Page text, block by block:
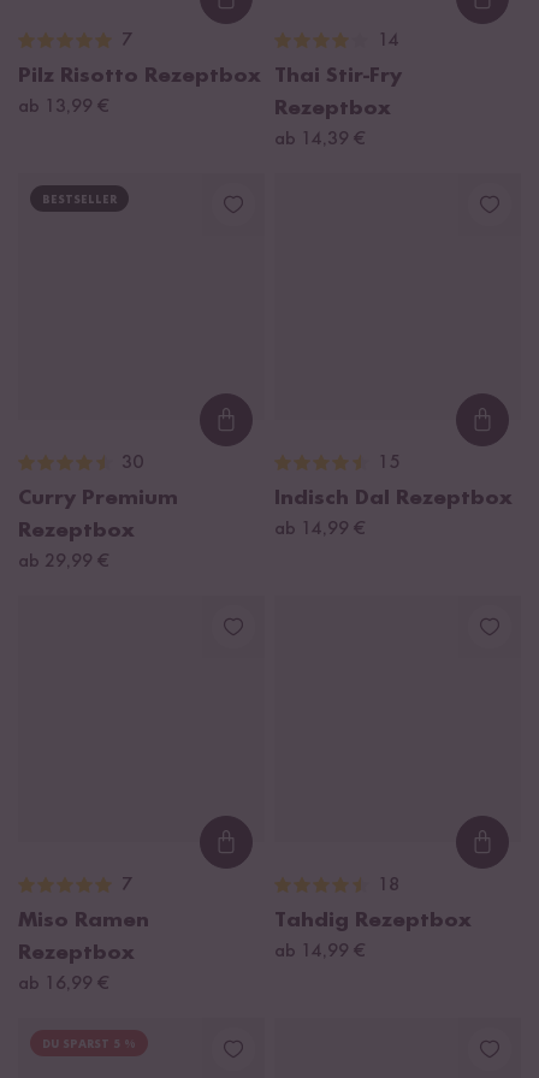
Loading...
7
Pilz Risotto Rezeptbox
ab 13,99 €
14
Thai Stir-Fry
Rezeptbox
ab 14,39 €
BESTSELLER
Loading...
30
Curry Premium
Rezeptbox
ab 29,99 €
15
Indisch Dal Rezeptbox
ab 14,99 €
Loading...
7
Miso Ramen
Rezeptbox
ab 16,99 €
18
Tahdig Rezeptbox
ab 14,99 €
DU SPARST 5 %